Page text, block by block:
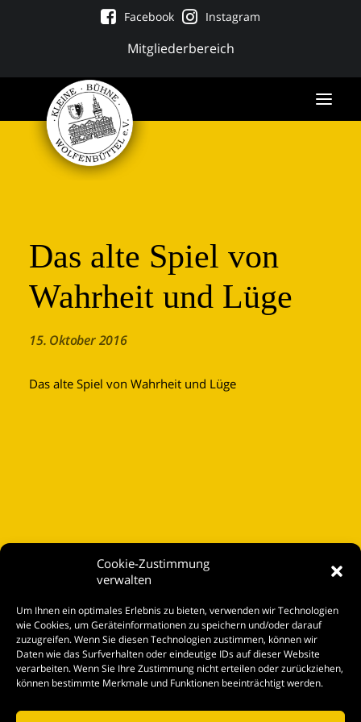
Cookie-Zustimmung
verwalten
Um Ihnen ein optimales Erlebnis zu bieten, verwenden wir Technologien
wie Cookies, um Geräteinformationen zu speichern und/oder darauf
zuzugreifen. Wenn Sie diesen Technologien zustimmen, können wir
Daten wie das Surfverhalten oder eindeutige IDs auf dieser Website
verarbeiten. Wenn Sie Ihre Zustimmung nicht erteilen oder zurückziehen,
können bestimmte Merkmale und Funktionen beeinträchtigt werden.
Mitgliederbereich
Facebook Instagram
Das alte Spiel von
Wahrheit und Lüge
15. Oktober 2016
Das alte Spiel von Wahrheit und Lüge
Spielplan
Kontakt
Tickets